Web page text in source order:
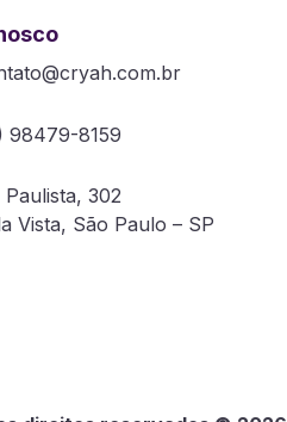
98479-8159
Paulista, 302
Vista, São Paulo – SP